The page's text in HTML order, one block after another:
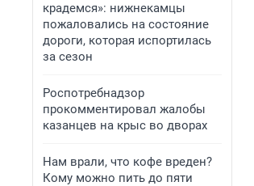
крадемся»: нижнекамцы
пожаловались на состояние
дороги, которая испортилась
за сезон
Роспотребнадзор
прокомментировал жалобы
казанцев на крыс во дворах
Нам врали, что кофе вреден?
Кому можно пить до пяти